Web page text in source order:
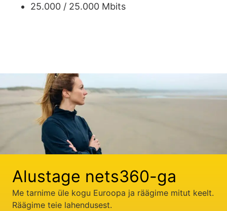
25.000 / 25.000 Mbits
Alustage nets360-ga
Me tarnime üle kogu Euroopa ja räägime mitut keelt.
Räägime teie lahendusest.